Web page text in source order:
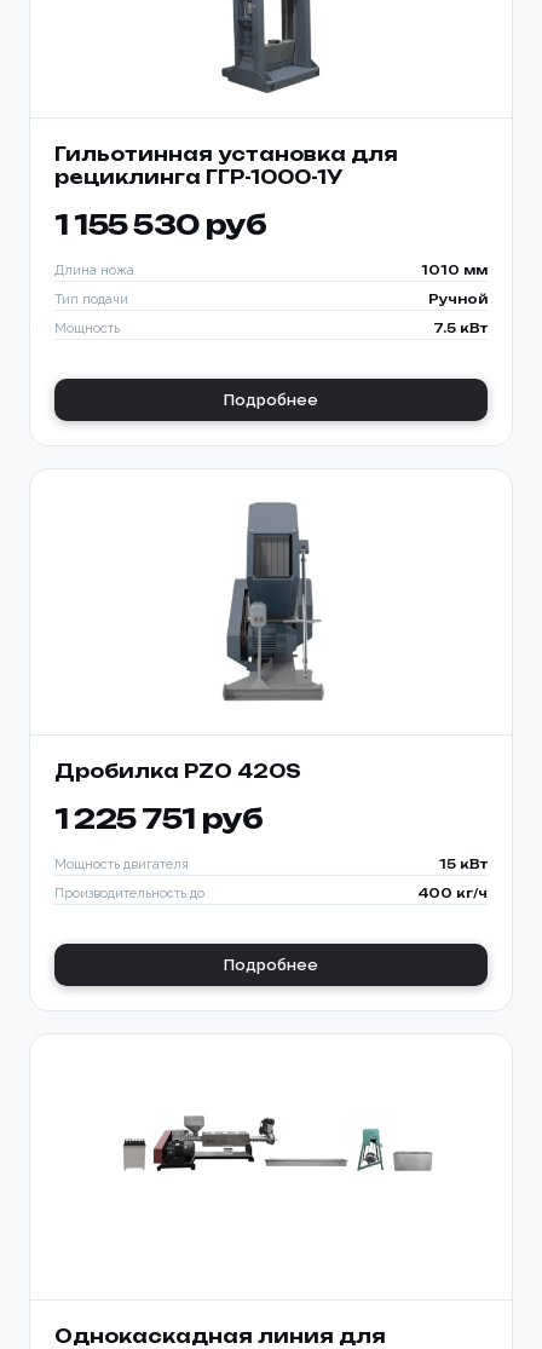
Гильотинная установка для
рециклинга ГГР-1000-1У
1 155 530 руб
Длина ножа 1010 мм
Тип подачи Ручной
Мощность 7.5 кВт
Подробнее
Дробилка PZO 420S
1 225 751 руб
Мощность двигателя 15 кВт
Производительность до 400 кг/ч
Подробнее
Однокаскадная линия для